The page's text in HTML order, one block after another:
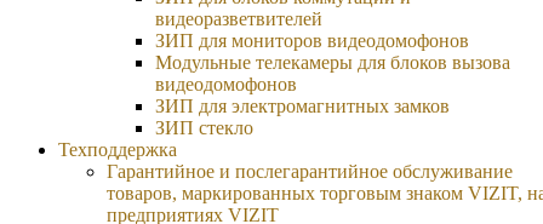
видеоразветвителей
ЗИП для мониторов видеодомофонов
Модульные телекамеры для блоков вызова
видеодомофонов
ЗИП для электромагнитных замков
ЗИП стекло
Техподдержка
Гарантийное и послегарантийное обслуживание
товаров, маркированных торговым знаком VIZIT,
предприятиях VIZIT